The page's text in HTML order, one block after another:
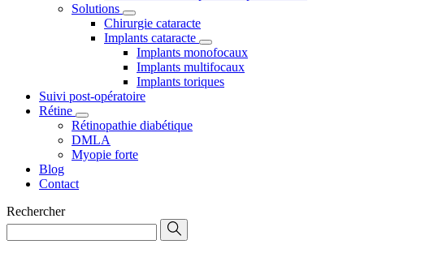
Solutions
Chirurgie cataracte
Implants cataracte
Implants monofocaux
Implants multifocaux
Implants toriques
Suivi post-opératoire
Rétine
Rétinopathie diabétique
DMLA
Myopie forte
Blog
Contact
Rechercher